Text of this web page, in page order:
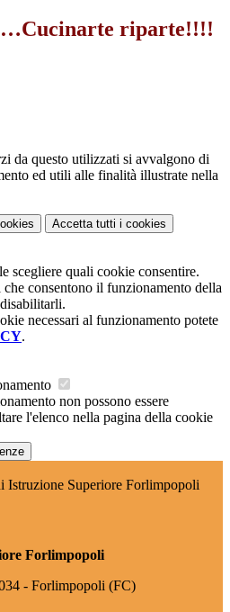
riparte!!!!
da questo utilizzati si avvalgono di
ed utili alle finalità illustrate nella
Accetta tutti i cookies
scegliere quali cookie consentire.
consentono il funzionamento della
necessari al funzionamento potete
.
non possono essere
l'elenco nella pagina della cookie
Istruzione Superiore Forlimpopoli
Forlimpopoli
- Forlimpopoli (FC)